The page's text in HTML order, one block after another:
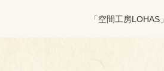
「空間工房LOHAS」